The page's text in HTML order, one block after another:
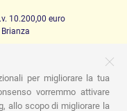
10.200,00 euro
Pappa Nanna
per migliorare la tua
vorremmo attivare
allo scopo di migliorare la